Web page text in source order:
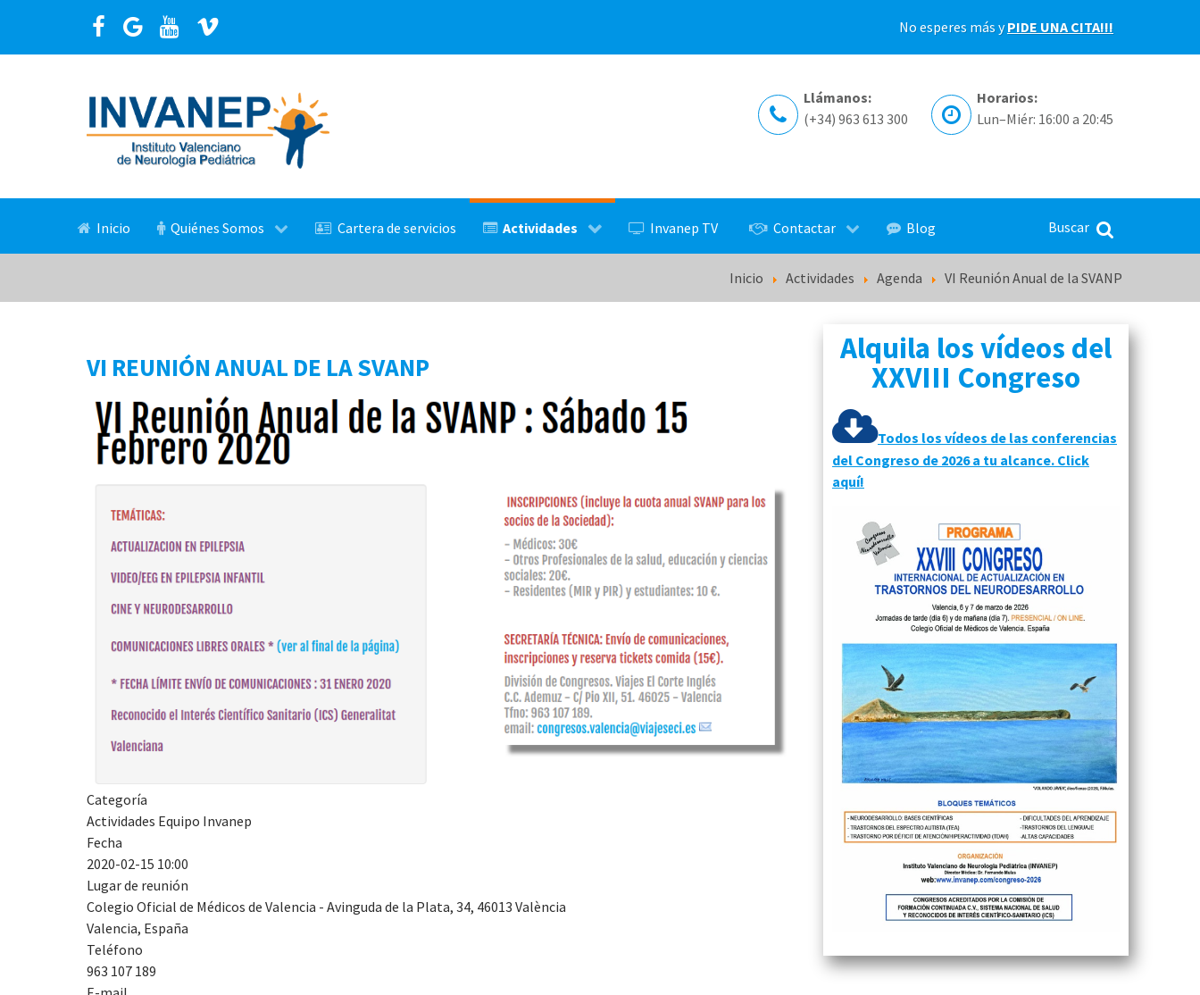
No esperes más yPIDE UNA CITA!!!
Llámanos:
(+34) 963 613 300
Horarios:
Lun–Miér: 16:00 a 20:45
Inicio Quiénes Somos Cartera de servicios Actividades Invanep TV Contactar Blog
Inicio Actividades Agenda VI Reunión Anual de la SVANP
VI REUNIÓN ANUAL DE LA SVANP
Categoría
Actividades Equipo Invanep
Fecha
2020-02-15 10:00
Lugar de reunión
Colegio Oficial de Médicos de Valencia - Avinguda de la Plata, 34, 46013 València
Valencia, España
Teléfono
963 107 189
Alquila los vídeos del
XXVIII Congreso
Todos los vídeos de las conferencias
del Congreso de 2026 a tu alcance. Click
aquí!